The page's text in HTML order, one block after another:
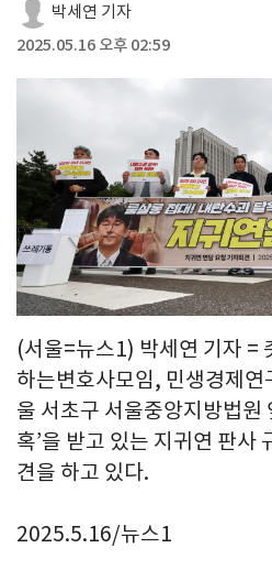
박세연 기자
2025.05.16 오후 02:59
(서울=뉴스1) 박세연 기자 =
하는변호사모임, 민생경제연
울 서초구 서울중앙지방법원
혹’을 받고 있는 지귀연 판사
견을 하고 있다.
2025.5.16/뉴스1